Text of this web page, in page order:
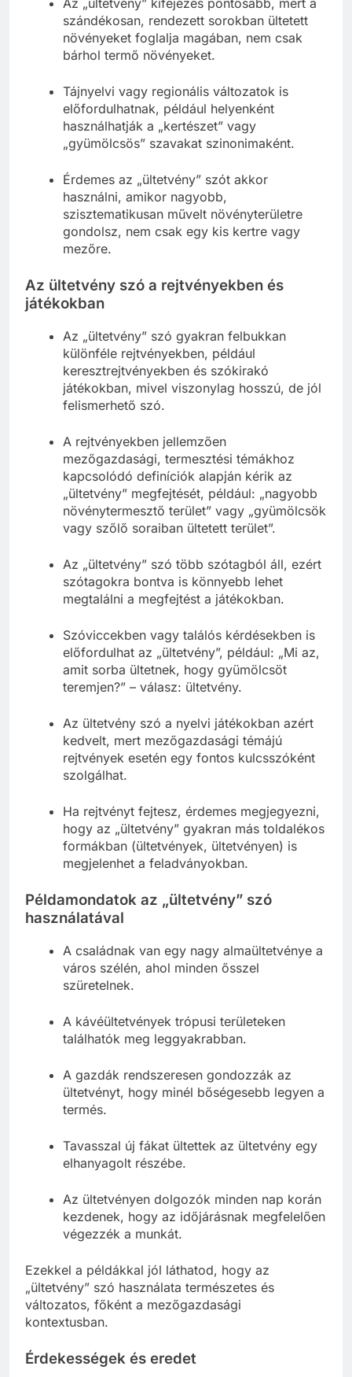
Az „ültetvény” kifejezés pontosabb, mert a
szándékosan, rendezett sorokban ültetett
növényeket foglalja magában, nem csak
bárhol termő növényeket.
Tájnyelvi vagy regionális változatok is
előfordulhatnak, például helyenként
használhatják a „kertészet” vagy
„gyümölcsös” szavakat szinonimaként.
Érdemes az „ültetvény” szót akkor
használni, amikor nagyobb,
szisztematikusan művelt növényterületre
gondolsz, nem csak egy kis kertre vagy
mezőre.
Az ültetvény szó a rejtvényekben és
játékokban
Az „ültetvény” szó gyakran felbukkan
különféle rejtvényekben, például
keresztrejtvényekben és szókirakó
játékokban, mivel viszonylag hosszú, de jól
felismerhető szó.
A rejtvényekben jellemzően
mezőgazdasági, termesztési témákhoz
kapcsolódó definíciók alapján kérik az
„ültetvény” megfejtését, például: „nagyobb
növénytermesztő terület” vagy „gyümölcsök
vagy szőlő soraiban ültetett terület”.
Az „ültetvény” szó több szótagból áll, ezért
szótagokra bontva is könnyebb lehet
megtalálni a megfejtést a játékokban.
Szóviccekben vagy találós kérdésekben is
előfordulhat az „ültetvény”, például: „Mi az,
amit sorba ültetnek, hogy gyümölcsöt
teremjen?” – válasz: ültetvény.
Az ültetvény szó a nyelvi játékokban azért
kedvelt, mert mezőgazdasági témájú
rejtvények esetén egy fontos kulcsszóként
szolgálhat.
Ha rejtvényt fejtesz, érdemes megjegyezni,
hogy az „ültetvény” gyakran más toldalékos
formákban (ültetvények, ültetvényen) is
megjelenhet a feladványokban.
Példamondatok az „ültetvény” szó
használatával
A családnak van egy nagy almaültetvénye a
város szélén, ahol minden ősszel
szüretelnek.
A kávéültetvények trópusi területeken
találhatók meg leggyakrabban.
A gazdák rendszeresen gondozzák az
ültetvényt, hogy minél bőségesebb legyen a
termés.
Tavasszal új fákat ültettek az ültetvény egy
elhanyagolt részébe.
Az ültetvényen dolgozók minden nap korán
kezdenek, hogy az időjárásnak megfelelően
végezzék a munkát.
Ezekkel a példákkal jól láthatod, hogy az
„ültetvény” szó használata természetes és
változatos, főként a mezőgazdasági
kontextusban.
Érdekességek és eredet